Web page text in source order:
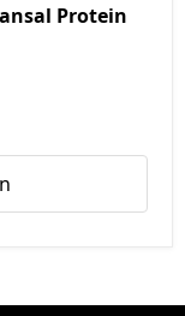
Protein